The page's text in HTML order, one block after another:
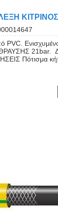
ΚΙΤΡΙΝΟΣ
PVC.
21bar.
Πότισμα